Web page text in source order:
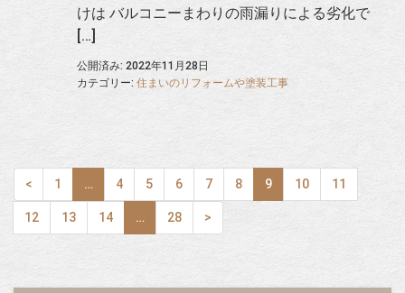
けは バルコニーまわりの雨漏りによる劣化で
[…]
公開済み: 2022年11月28日
カテゴリー: 住まいのリフォームや塗装工事
< 1 … 4 5 6 7 8 9 10 11
12 13 14 … 28 >